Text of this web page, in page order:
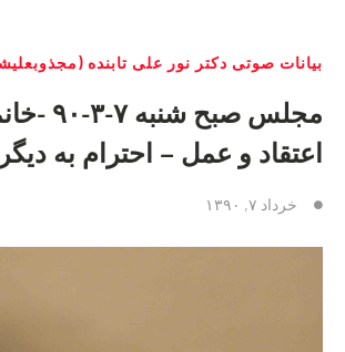
بیانات صوتی دکتر نور علی تابنده (مجذوبعلیشاه)
مجلس
اعتقاد و عمل – احترام به
خرداد ۷, ۱۳۹۰